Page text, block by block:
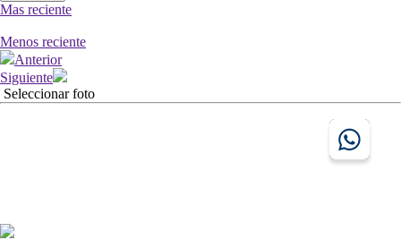
Mas reciente
Menos reciente
Anterior
Siguiente
Seleccionar foto